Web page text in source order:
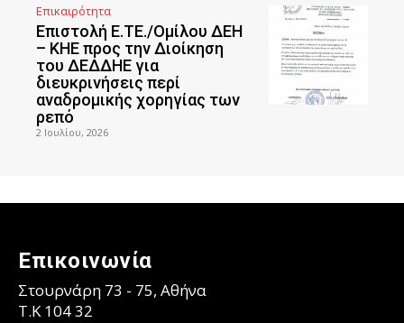
Επικαιρότητα
Επιστολή Ε.ΤΕ./Ομίλου ΔΕΗ
– ΚΗΕ προς την Διοίκηση
του ΔΕΔΔΗΕ για
διευκρινήσεις περί
αναδρομικής χορηγίας των
ρεπό
2 Ιουλίου, 2026
Επικοινωνία
Στουρνάρη 73 - 75, Αθήνα
T.K 104 32